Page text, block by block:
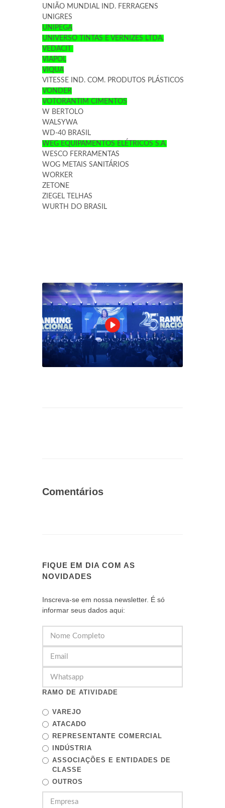
UNIÃO MUNDIAL IND. FERRAGENS
UNIGRES
UNIPEGA
UNIVERSO TINTAS E VERNIZES LTDA.
VEDACIT
VIAPOL
VIQUA
VITESSE IND. COM. PRODUTOS PLÁSTICOS
VONDER
VOTORANTIM CIMENTOS
W BERTOLO
WALSYWA
WD-40 BRASIL
WEG EQUIPAMENTOS ELÉTRICOS S.A.
WESCO FERRAMENTAS
WOG METAIS SANITÁRIOS
WORKER
ZETONE
ZIEGEL TELHAS
WURTH DO BRASIL
Comentários
FIQUE EM DIA COM AS
NOVIDADES
Inscreva-se em nossa newsletter. É só
informar seus dados aqui:
RAMO DE ATIVIDADE
VAREJO
ATACADO
REPRESENTANTE COMERCIAL
INDÚSTRIA
ASSOCIAÇÕES E ENTIDADES DE
CLASSE
OUTROS